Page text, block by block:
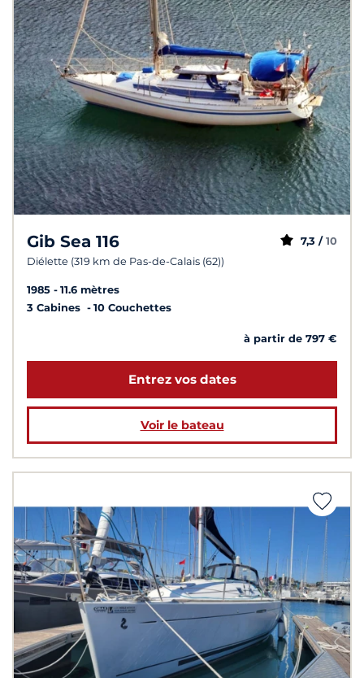
Gib Sea 116
Diélette (319 km de Pas-de-Calais (62))
7,3 / 10
1985
11.6 mètres
3 Cabines
10 Couchettes
à partir de 797 €
Entrez vos dates
Voir le bateau